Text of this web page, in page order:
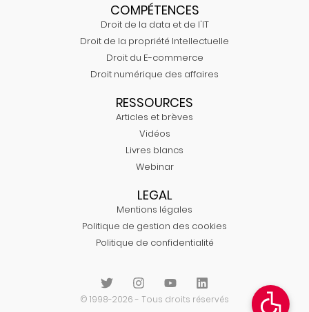
COMPÉTENCES
Droit de la data et de l'IT
Droit de la propriété Intellectuelle
Droit du E-commerce
Droit numérique des affaires
RESSOURCES
Articles et brèves
Vidéos
Livres blancs
Webinar
LEGAL
Mentions légales
Politique de gestion des cookies
Politique de confidentialité
© 1998-2026 - Tous droits réservés